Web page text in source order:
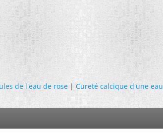
de l'eau de rose|Cureté calcique d'une eau